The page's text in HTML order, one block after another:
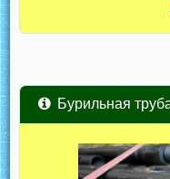
Бурильная